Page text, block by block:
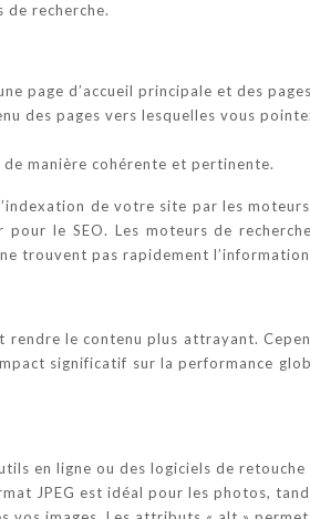
recherche.
page d’accueil principale et des
des pages vers lesquelles vous
manière cohérente et pertinente.
de votre site par les
le SEO. Les moteurs de
trouvent pas rapidement l’information
le contenu plus attrayant.
significatif sur la performance
en ligne ou des logiciels de
JPEG est idéal pour les photos,